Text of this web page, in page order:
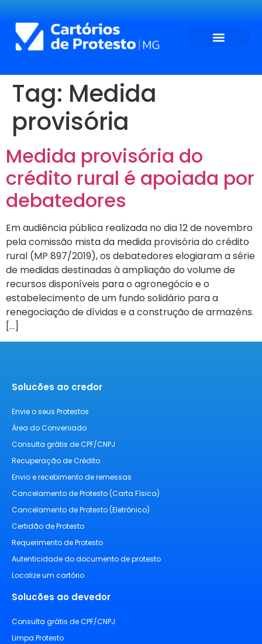
Tag: Medida
provisória
Medida provisória do
crédito rural é apoiada por
debatedores
Em audiência pública realizada no dia 12 de novembro
pela comissão mista da medida provisória do crédito
rural (MP 897/2019), os debatedores elogiaram a série
de medidas destinadas à ampliação do volume de
recursos disponíveis para o agronegócio e o
estabelecimento de um fundo solidário para a
renegociação de dívidas e a construção de armazéns.
[…]
Solucões ao credor
Envie o seus Protestos
Área do Conveniado
Consulta grátis de CPF/CNPJ
Recuperação de Crédito
Envio e recebimento de remessas
Cancelamento de Protesto (Carta Física)
Cancelamento de Protesto (Eletrônico)
Certidão de Protesto
Requerimento de Protesto
Autenticidade do documento de protesto
Localize um cartório
Solucões ao devedor
Consulta grátis de CPF/CNPJ
Limpa Protesto